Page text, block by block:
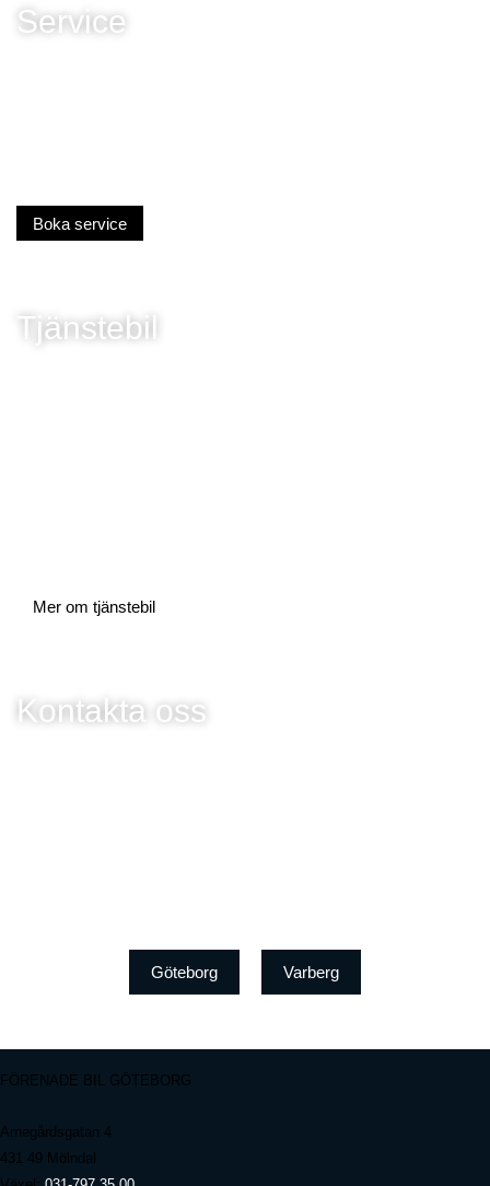
Service
Boka service
Tjänstebil
Mer om tjänstebil
Kontakta oss
Göteborg Varberg
FÖRENADE BIL GÖTEBORG
Arnegårdsgatan 4
431 49 Mölndal